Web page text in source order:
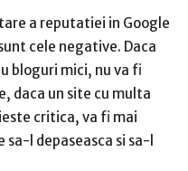
a reputatiei in Google
cele negative. Daca
bloguri mici, nu va fi
daca un site cu multa
critica, va fi mai
l depaseasca si sa-l